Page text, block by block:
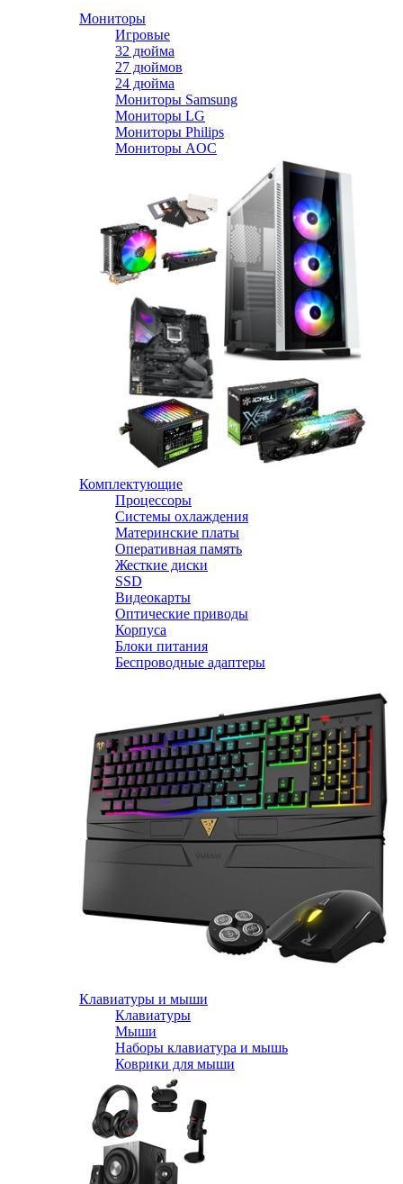
Мониторы
Игровые
32 дюйма
27 дюймов
24 дюйма
Мониторы Samsung
Мониторы LG
Мониторы Philips
Мониторы AOC
Комплектующие
Процессоры
Системы охлаждения
Материнские платы
Оперативная память
Жесткие диски
SSD
Видеокарты
Оптические приводы
Корпуса
Блоки питания
Беспроводные адаптеры
Клавиатуры и мыши
Клавиатуры
Мыши
Наборы клавиатура и мышь
Коврики для мыши